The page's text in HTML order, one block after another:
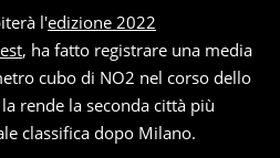
l'edizione 2022
, ha fatto registrare una media
cubo di NO2 nel corso dello
rende la seconda città più
classifica dopo Milano.